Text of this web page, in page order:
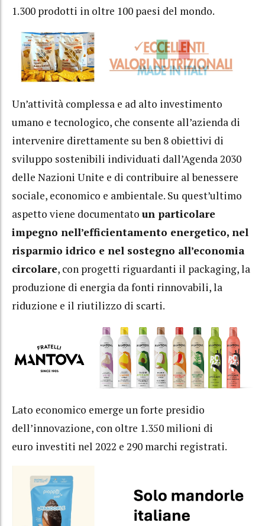
1.300 prodotti in oltre 100 paesi del mondo.
Un’attività complessa e ad alto investimento
umano e tecnologico, che consente all’azienda di
intervenire direttamente su ben 8 obiettivi di
sviluppo sostenibili individuati dall’Agenda 2030
delle Nazioni Unite e di contribuire al benessere
sociale, economico e ambientale. Su quest’ultimo
aspetto viene documentato un particolare
impegno nell’efficientamento energetico, nel
risparmio idrico e nel sostegno all’economia
circolare, con progetti riguardanti il packaging, la
produzione di energia da fonti rinnovabili, la
riduzione e il riutilizzo di scarti.
Lato economico emerge un forte presidio
dell’innovazione, con oltre 1.350 milioni di
euro investiti nel 2022 e 290 marchi registrati.